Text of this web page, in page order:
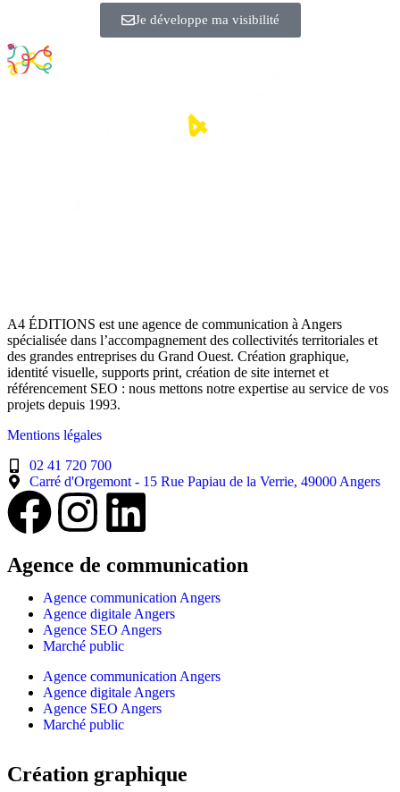
Je développe ma visibilité
A4 ÉDITIONS est une agence de communication à Angers
spécialisée dans l’accompagnement des collectivités territoriales et
des grandes entreprises du Grand Ouest. Création graphique,
identité visuelle, supports print, création de site internet et
référencement SEO : nous mettons notre expertise au service de vos
projets depuis 1993.
Mentions légales
02 41 720 700
Carré d'Orgemont - 15 Rue Papiau de la Verrie, 49000 Angers
Agence de communication
Agence communication Angers
Agence digitale Angers
Agence SEO Angers
Marché public
Agence communication Angers
Agence digitale Angers
Agence SEO Angers
Marché public
Création graphique